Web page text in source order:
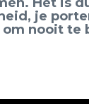
je
nooit te